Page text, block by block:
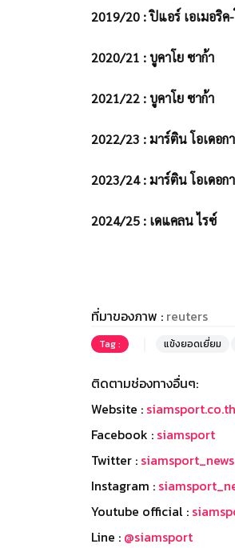
2019/20 : ปิแอร์ เอเมอริค-
2020/21 : บูคาโย ซาก้า
2021/22 : บูคาโย ซาก้า
2022/23 : มาร์ติน โอเดอก
2023/24 : มาร์ติน โอเดอก
2024/25 : เดแคลน ไรซ์
ที่มาของภาพ : reuters
Tag : แข้งยอดเยี่ยม
ติดตามช่องทางอื่นๆ:
Website : siamsport.co.th
Facebook : siamsport
Twitter : siamsport_news
Instagram :
Youtube official :
Line : @siamsport